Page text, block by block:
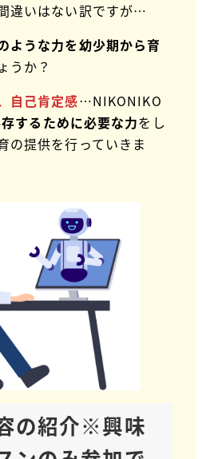
違いはない訳ですが…
ような力を幼少期から育
うか？
自己肯定感…NIKONIKO
するために必要な力をし
の提供を行っていきま
の紹介※興味